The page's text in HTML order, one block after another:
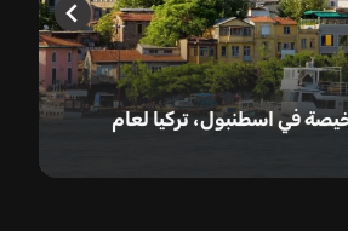
في اسطنبول، تركيا لعام